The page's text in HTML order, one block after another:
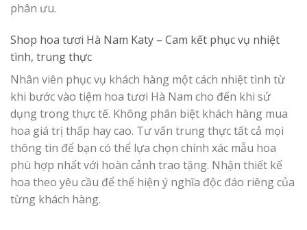
phân ưu.
Shop hoa tươi Hà Nam Katy – Cam kết phục vụ nhiệt
tình, trung thực
Nhân viên phục vụ khách hàng một cách nhiệt tình từ
khi bước vào tiệm hoa tươi Hà Nam cho đến khi sử
dụng trong thực tế. Không phân biệt khách hàng mua
hoa giá trị thấp hay cao. Tư vấn trung thực tất cả mọi
thông tin để bạn có thể lựa chọn chính xác mẫu hoa
phù hợp nhất với hoàn cảnh trao tặng. Nhận thiết kế
hoa theo yêu cầu để thể hiện ý nghĩa độc đáo riêng của
từng khách hàng.